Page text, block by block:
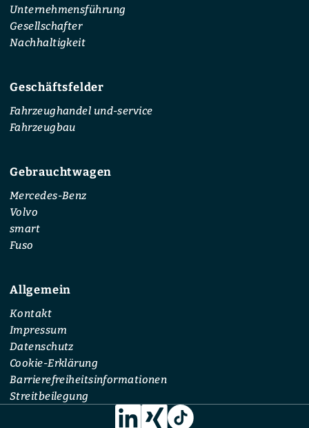
Unternehmensführung
Gesellschafter
Nachhaltigkeit
Geschäftsfelder
Fahrzeughandel und-service
Fahrzeugbau
Gebrauchtwagen
Mercedes-Benz
Volvo
smart
Fuso
Allgemein
Kontakt
Impressum
Datenschutz
Cookie-Erklärung
Barrierefreiheitsinformationen
Streitbeilegung